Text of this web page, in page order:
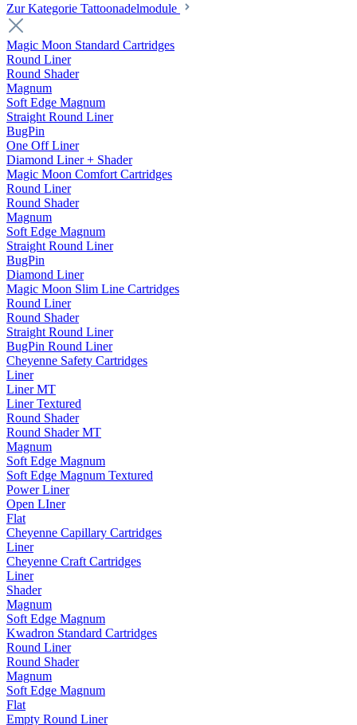
Zur Kategorie Tattoonadelmodule
Magic Moon Standard Cartridges
Round Liner
Round Shader
Magnum
Soft Edge Magnum
Straight Round Liner
BugPin
One Off Liner
Diamond Liner + Shader
Magic Moon Comfort Cartridges
Round Liner
Round Shader
Magnum
Soft Edge Magnum
Straight Round Liner
BugPin
Diamond Liner
Magic Moon Slim Line Cartridges
Round Liner
Round Shader
Straight Round Liner
BugPin Round Liner
Cheyenne Safety Cartridges
Liner
Liner MT
Liner Textured
Round Shader
Round Shader MT
Magnum
Soft Edge Magnum
Soft Edge Magnum Textured
Power Liner
Open LIner
Flat
Cheyenne Capillary Cartridges
Liner
Cheyenne Craft Cartridges
Liner
Shader
Magnum
Soft Edge Magnum
Kwadron Standard Cartridges
Round Liner
Round Shader
Magnum
Soft Edge Magnum
Flat
Empty Round Liner